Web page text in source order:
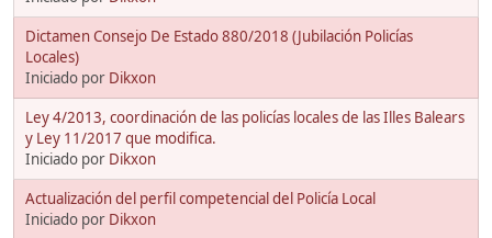
Dictamen Consejo De Estado 880/2018 (Jubilación Policías
Locales)
Iniciado por Dikxon
Ley 4/2013, coordinación de las policías locales de las Illes Balears
y Ley 11/2017 que modifica.
Iniciado por Dikxon
Actualización del perfil competencial del Policía Local
Iniciado por Dikxon